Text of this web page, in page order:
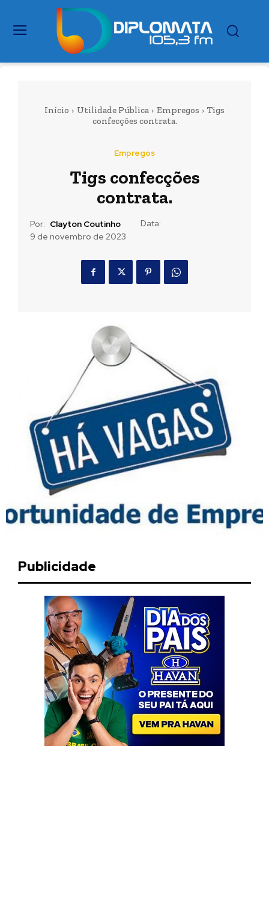
Início Utilidade Pública Empregos
Tigs
confecções contrata.
Empregos
Tigs confecções
contrata.
Por: Clayton Coutinho
Data:
9 de novembro de 2023
Publicidade